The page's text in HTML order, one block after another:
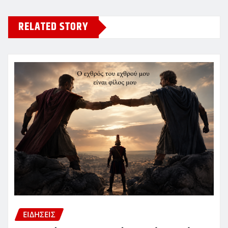
RELATED STORY
ΕΙΔΗΣΕΙΣ